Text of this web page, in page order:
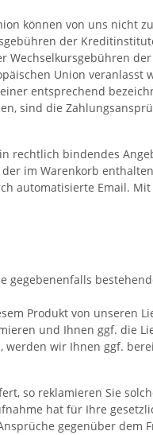
können von uns nicht
der
Wechselkursgebühren
Union veranlasst
entsprechend
sind die
rechtlich bindendes
im Warenkorb
automatisierte Email.
Produkt von unseren
und Ihnen ggf. die
wir Ihnen ggf.
so reklamieren Sie
hat für Ihre
gegenüber